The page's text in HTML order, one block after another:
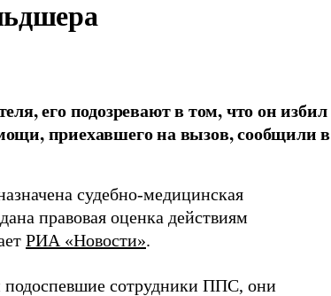
его подозревают в том, что он избил
приехавшего на вызов, сообщили в
судебно-медицинская
правовая оценка действиям
РИА «Новости».
сотрудники ППС, они